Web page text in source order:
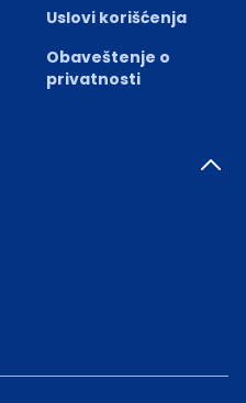
Uslovi korišćenja
Obaveštenje o
privatnosti